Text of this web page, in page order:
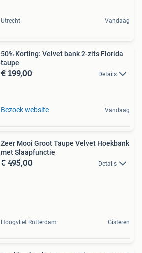
Utrecht Vandaag
50% Korting: Velvet bank 2-zits Florida
taupe
€ 199,00 Details
Bezoek website Vandaag
Zeer Mooi Groot Taupe Velvet Hoekbank
met Slaapfunctie
€ 495,00 Details
Hoogvliet Rotterdam Gisteren